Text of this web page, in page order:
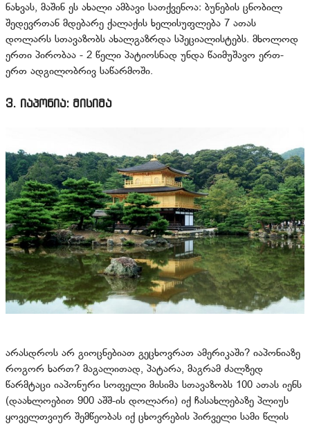
ნახვას, მაშინ ეს ახალი ამბავი სათქვენოა: ბუნების ცნობილ
შედევრთან მდებარე ქალაქის ხელისუფლება 7 ათას
დოლარს სთავაზობს ახალგაზრდა სპეციალისტებს. მხოლოდ
ერთი პირობაა - 2 წელი პატიოსნად უნდა წაიმუშავო ერთ-
ერთ ადგილობრივ საწარმოში.
3. იაპონია: მისიმა
არასდროს არ გიოცნებიათ გეცხოვრათ ამერიკაში? იაპონიაზე
როგორ ხართ? მაგალითად, პატარა, მაგრამ ძალზედ
წარმტაცი იაპონური სოფელი მისიმა სთავაზობს 100 ათას იენს
(დაახლოებით 900 აშშ-ის დოლარი) იქ ჩასახლებაზე პლიუს
ყოველთვიურ შემწეობას იქ ცხოვრების პირველი სამი წლის